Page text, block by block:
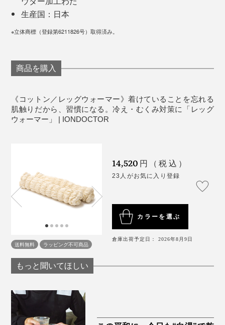
写真は「オーガニックコットンタイプ／レッグウォーマー
はだしの足先が触れ合っても、あのイヤな冷たさを感じ
ないし、ヘンに汗をかいたようなジメジメ感もありませ
ん。
で、実に気持ちいい……気がつくと、あっという間に、
眠りに落ちています。
今までは、靴下をはいて寝ても、足が冷えて冷えて、な
かなか寝つけなかったのに。足首を暖めることの大事さ
を痛感しています。
締めつけがまるでない、心地よい暖かさが続く「レッグ
書いていますが、休憩時に足元が目に入ると、「そうい
えば着けていたっけ」と忘れてしまうほど、自然な着け
「お風呂以外は、昼も、寝る時も着けっぱなし」という
「レッグウォーマー」は、中わたの製造から、シャーリ
生産国：日本
※立体商標（登録第6211826号）取得済み。
商品を購入
《コットン／レッグウォーマー》着けていることを忘れる
肌触りだから、習慣になる。冷え・むくみ対策に「レッグ
ウォーマー」 | IONDOCTOR
送料無料 ラッピング不可商品
14,520 円（税込）
23人がお気に入り登録
カラーを選ぶ
倉庫出荷予定日： 2026年8月9日
もっと聞いてほしい